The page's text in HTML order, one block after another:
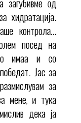
хидратација.
контрола…
посед на
имаа и со
Јас за
за
мене, и тука
дека ја